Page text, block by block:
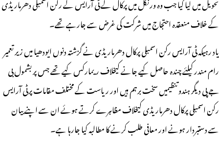
کے خلاف منعقدہ احتجاج میں شرکت کی غرض سے جارہے تھے۔
یاد رہیکہ ٹی آرایس رکن اسمبلی پرکال دھرماریڈی نے گزشتہ دنوں ایودھیا میں زیر تعمیر
رام مندر کیلئے چندہ حاصل کیے جانے کیخلاف ریمارکس کیے تھے جس پر بشمول بی
جے پی دیگر ہندوتنظیمیں سخت برہم ہیں اور ریاست کے مختلف مقامات پرٹی آرایس
رکن اسمبلی پرکال دھرماریڈی کیخلاف مظاہرے کرتے ہوئے ان سے اپنے بیان
سے دستبردار ہونے اور معافی طلب کرنے کا مطالبہ کیا جارہا ہے۔